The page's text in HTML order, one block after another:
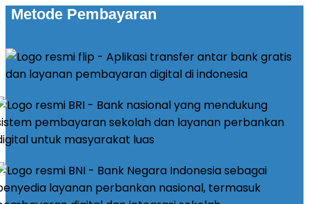
Metode Pembayaran